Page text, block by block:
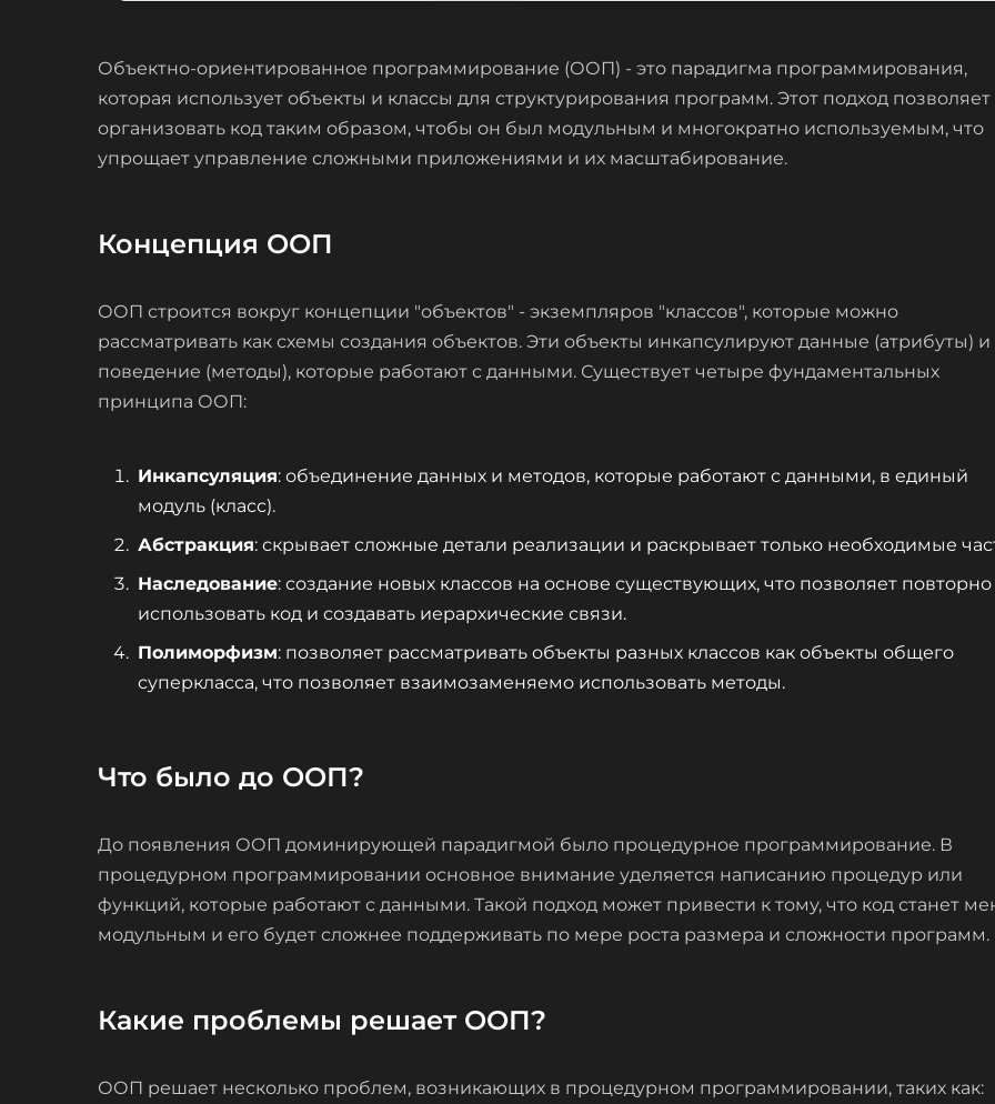
Объектно-ориентированное программирование (ООП) - это парадигма программирования,
которая использует объекты и классы для структурирования программ. Этот подход позволяет
организовать код таким образом, чтобы он был модульным и многократно используемым, что
упрощает управление сложными приложениями и их масштабирование.
Концепция ООП
ООП строится вокруг концепции "объектов" - экземпляров "классов", которые можно
рассматривать как схемы создания объектов. Эти объекты инкапсулируют данные (атрибуты) и
поведение (методы), которые работают с данными. Существует четыре фундаментальных
принципа ООП:
Инкапсуляция: объединение данных и методов, которые работают с данными, в единый
модуль (класс).
Абстракция: скрывает сложные детали реализации и раскрывает только необходимые
Наследование: создание новых классов на основе существующих, что позволяет повторно
использовать код и создавать иерархические связи.
Полиморфизм: позволяет рассматривать объекты разных классов как объекты общего
суперкласса, что позволяет взаимозаменяемо использовать методы.
Что было до ООП?
До появления ООП доминирующей парадигмой было процедурное программирование. В
процедурном программировании основное внимание уделяется написанию процедур или
функций, которые работают с данными. Такой подход может привести к тому, что код станет
модульным и его будет сложнее поддерживать по мере роста размера и сложности программ.
Какие проблемы решает ООП?
ООП решает несколько проблем, возникающих в процедурном программировании, таких как: